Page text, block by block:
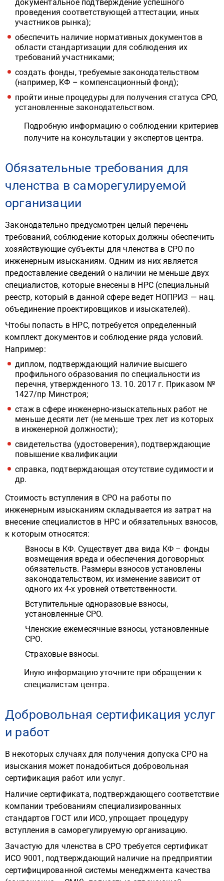
документальное подтверждение успешного
проведения соответствующей аттестации, иных
участников рынка);
обеспечить наличие нормативных документов в
области стандартизации для соблюдения их
требований участниками;
создать фонды, требуемые законодательством
(например, КФ – компенсационный фонд);
пройти иные процедуры для получения статуса СРО,
установленные законодательством.
Подробную информацию о соблюдении критериев
получите на консультации у экспертов центра.
Обязательные требования для
членства в саморегулируемой
организации
Законодательно предусмотрен целый перечень
требований, соблюдение которых должны обеспечить
хозяйствующие субъекты для членства в СРО по
инженерным изысканиям. Одним из них является
предоставление сведений о наличии не меньше двух
специалистов, которые внесены в НРС (специальный
реестр, который в данной сфере ведет НОПРИЗ — нац.
объединение проектировщиков и изыскателей).
Чтобы попасть в НРС, потребуется определенный
комплект документов и соблюдение ряда условий.
Например:
диплом, подтверждающий наличие высшего
профильного образования по специальности из
перечня, утвержденного 13. 10. 2017 г. Приказом №
1427/пр Минстроя;
стаж в сфере инженерно-изыскательных работ не
меньше десяти лет (не меньше трех лет из которых
в инженерной должности);
свидетельства (удостоверения), подтверждающие
повышение квалификации
справка, подтверждающая отсутствие судимости и
др.
Стоимость вступления в СРО на работы по
инженерным изысканиям складывается из затрат на
внесение специалистов в НРС и обязательных взносов,
к которым относятся:
Взносы в КФ. Существует два вида КФ – фонды
возмещения вреда и обеспечения договорных
обязательств. Размеры взносов установлены
законодательством, их изменение зависит от
одного их 4-х уровней ответственности.
Вступительные одноразовые взносы,
установленные СРО.
Членские ежемесячные взносы, установленные
СРО.
Страховые взносы.
Иную информацию уточните при обращении к
специалистам центра.
Добровольная сертификация услуг
и работ
В некоторых случаях для получения допуска СРО на
изыскания может понадобиться добровольная
сертификация работ или услуг.
Наличие сертификата, подтверждающего соответствие
компании требованиям специализированных
стандартов ГОСТ или ИСО, упрощает процедуру
вступления в саморегулируемую организацию.
Зачастую для членства в СРО требуется сертификат
ИСО 9001, подтверждающий наличие на предприятии
сертифицированной системы менеджмента качества